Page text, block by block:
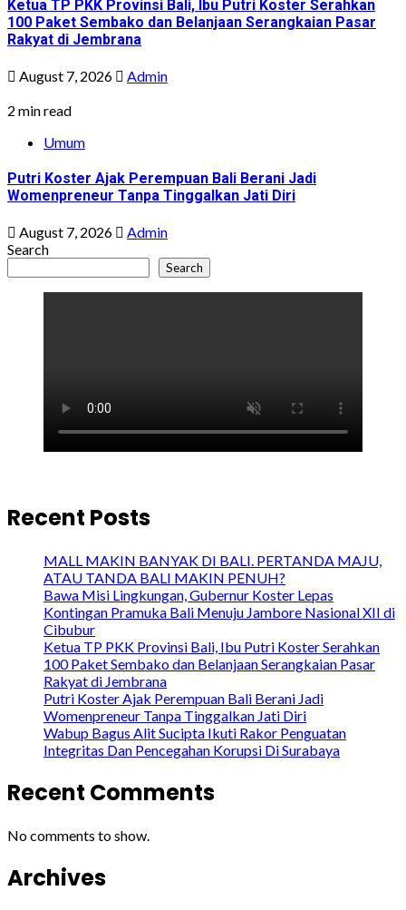
Ketua TP PKK Provinsi Bali, Ibu Putri Koster Serahkan
100 Paket Sembako dan Belanjaan Serangkaian Pasar
Rakyat di Jembrana
August 7, 2026
Admin
2 min read
Umum
Putri Koster Ajak Perempuan Bali Berani Jadi
Womenpreneur Tanpa Tinggalkan Jati Diri
August 7, 2026
Admin
Search
Search
Recent Posts
MALL MAKIN BANYAK DI BALI. PERTANDA MAJU,
ATAU TANDA BALI MAKIN PENUH?
Bawa Misi Lingkungan, Gubernur Koster Lepas
Kontingan Pramuka Bali Menuju Jambore Nasional XII di
Cibubur
Ketua TP PKK Provinsi Bali, Ibu Putri Koster Serahkan
100 Paket Sembako dan Belanjaan Serangkaian Pasar
Rakyat di Jembrana
Putri Koster Ajak Perempuan Bali Berani Jadi
Womenpreneur Tanpa Tinggalkan Jati Diri
Wabup Bagus Alit Sucipta Ikuti Rakor Penguatan
Integritas Dan Pencegahan Korupsi Di Surabaya
Recent Comments
No comments to show.
Archives